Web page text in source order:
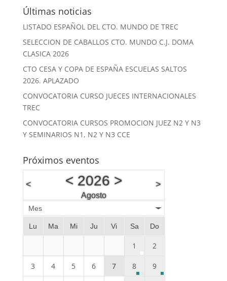
Últimas noticias
LISTADO ESPAÑOL DEL CTO. MUNDO DE TREC
SELECCION DE CABALLOS CTO. MUNDO C.J. DOMA
CLASICA 2026
CTO CESA Y COPA DE ESPAÑA ESCUELAS SALTOS
2026. APLAZADO
CONVOCATORIA CURSO JUECES INTERNACIONALES
TREC
CONVOCATORIA CURSOS PROMOCION JUEZ N2 Y N3
Y SEMINARIOS N1, N2 Y N3 CCE
Próximos eventos
< < 2026>
Agosto
>
Mes
Lu Ma Mi Ju Vi Sa Do
1 2
3 4 5 6 7 8 9